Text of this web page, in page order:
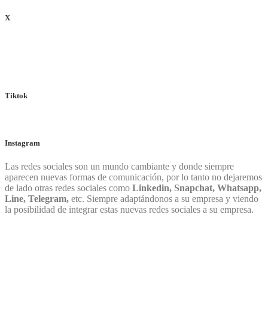
X
Tiktok
Instagram
Las redes sociales son un mundo cambiante y donde siempre
aparecen nuevas formas de comunicación, por lo tanto no dejaremos
de lado otras redes sociales como Linkedin, Snapchat, Whatsapp,
Line, Telegram, etc. Siempre adaptándonos a su empresa y viendo
la posibilidad de integrar estas nuevas redes sociales a su empresa.